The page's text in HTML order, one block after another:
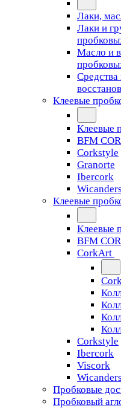
Лаки,
Лаки и
Масло и
Средства
Клеевые
Клеевые
BFM
Corkstyle
Granorte
Ibercork
Wicanders
Клеевые
Клеевые
BFM
CorkArt
Corkstyle
Ibercork
Viscork
Wicanders
Пробковые
Пробковый